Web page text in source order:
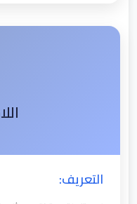
التعريف: